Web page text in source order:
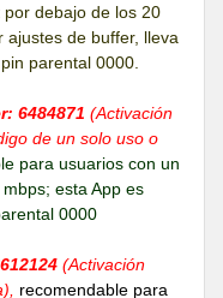
debajo de los 20
ajustes de buffer, lleva
parental 0000.
6484871 (Activación
de un solo uso o
para usuarios con un
esta App es
0000
(Activación
recomendable para